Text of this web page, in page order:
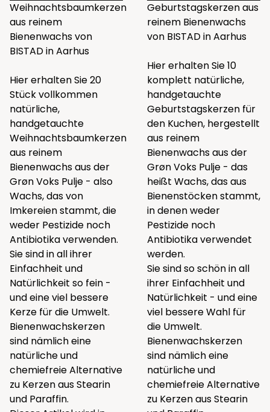
Weihnachtsbaumkerzen
aus reinem
Bienenwachs von
BISTAD in Aarhus
Hier erhalten Sie 20
Stück vollkommen
natürliche,
handgetauchte
Weihnachtsbaumkerzen
aus reinem
Bienenwachs aus der
Grøn Voks Pulje - also
Wachs, das von
Imkereien stammt, die
weder Pestizide noch
Antibiotika verwenden.
Sie sind in all ihrer
Einfachheit und
Natürlichkeit so fein -
und eine viel bessere
Kerze für die Umwelt.
Bienenwachskerzen
sind nämlich eine
natürliche und
chemiefreie Alternative
zu Kerzen aus Stearin
und Paraffin.
Geburtstagskerzen aus
reinem Bienenwachs
von BISTAD in Aarhus
Hier erhalten Sie 10
komplett natürliche,
handgetauchte
Geburtstagskerzen für
den Kuchen, hergestellt
aus reinem
Bienenwachs aus der
Grøn Voks Pulje - das
heißt Wachs, das aus
Bienenstöcken stammt,
in denen weder
Pestizide noch
Antibiotika verwendet
werden.
Sie sind so schön in all
ihrer Einfachheit und
Natürlichkeit - und eine
viel bessere Wahl für
die Umwelt.
Bienenwachskerzen
sind nämlich eine
natürliche und
chemiefreie Alternative
zu Kerzen aus Stearin